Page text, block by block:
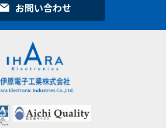
お問い合わせ